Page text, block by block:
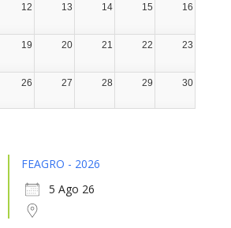
12 13 14 15 16
19 20 21 22 23
26 27 28 29 30
FEAGRO - 2026
5 Ago 26